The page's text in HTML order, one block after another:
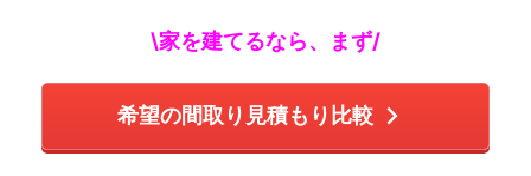
\家を建てるなら、まず/
希望の間取り見積もり比較